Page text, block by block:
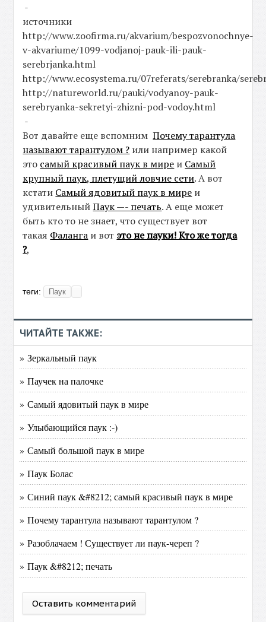
-
источники
http://www.zoofirma.ru/akvarium/bespozvonochnye-
v-akvariume/1099-vodjanoj-pauk-ili-pauk-
serebrjanka.html
http://www.ecosystema.ru/07referats/serebranka/
http://natureworld.ru/pauki/vodyanoy-pauk-
serebryanka-sekretyi-zhizni-pod-vodoy.html
-
Вот давайте еще вспомнимПочему тарантула
называют тарантулом ? или например какой
это самый красивый паук в мире и Самый
крупный паук, плетущий ловчие сети. А вот
кстати Самый ядовитый паук в мире и
удивительныйПаук —- печать. А еще может
быть кто то не знает, что существует вот
такая Фаланга и вот это не пауки! Кто же тогда
?,
теги: Паук
ЧИТАЙТЕ ТАКЖЕ:
» Зеркальный паук
» Паучек на палочке
» Самый ядовитый паук в мире
» Улыбающийся паук :-)
» Самый большой паук в мире
» Паук Болас
» Синий паук &#8212; самый красивый паук в мире
» Почему тарантула называют тарантулом ?
» Разоблачаем ! Существует ли паук-череп ?
» Паук &#8212; печать
Оставить комментарий